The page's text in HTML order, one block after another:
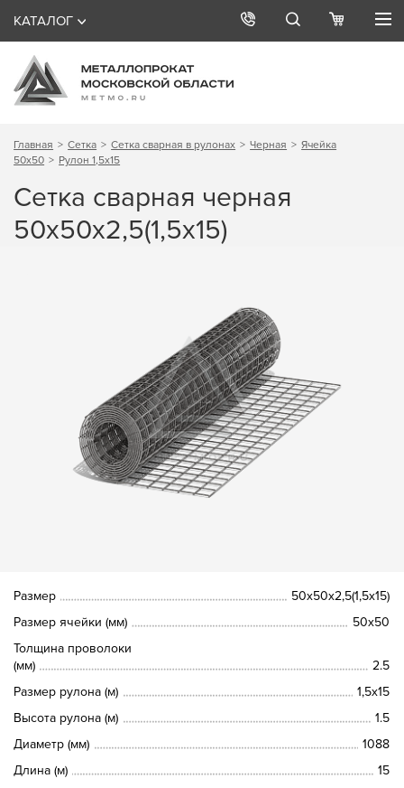
КАТАЛОГ
Главная Сетка Сетка сварная в рулонах Черная
Ячейка
50х50
Рулон 1,5х15
Сетка сварная черная
50х50х2,5(1,5х15)
Размер
50х50х2,5(1,5х15)
Размер ячейки (мм)
50х50
Толщина проволоки
(мм)
2.5
Размер рулона (м)
1,5х15
Высота рулона (м)
1.5
Диаметр (мм)
1088
Длина (м)
15